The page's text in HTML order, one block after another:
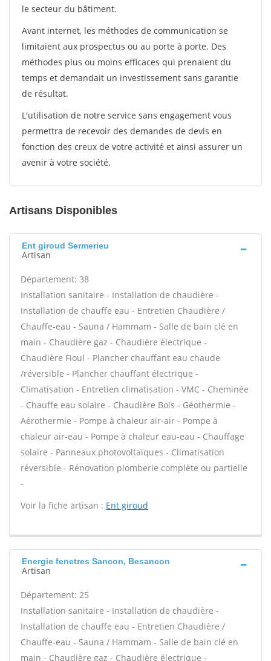
le secteur du bâtiment.
Avant internet, les méthodes de communication se
limitaient aux prospectus ou au porte à porte. Des
méthodes plus ou moins efficaces qui prenaient du
temps et demandait un investissement sans garantie
de résultat.
L'utilisation de notre service sans engagement vous
permettra de recevoir des demandes de devis en
fonction des creux de votre activité et ainsi assurer un
avenir à votre société.
Artisans Disponibles
Ent giroud Sermerieu
Artisan
Département: 38
Installation sanitaire - Installation de chaudière -
Installation de chauffe eau - Entretien Chaudière /
Chauffe-eau - Sauna / Hammam - Salle de bain clé en
main - Chaudière gaz - Chaudière électrique -
Chaudière Fioul - Plancher chauffant eau chaude
/réversible - Plancher chauffant électrique -
Climatisation - Entretien climatisation - VMC - Cheminée
- Chauffe eau solaire - Chaudière Bois - Géothermie -
Aérothermie - Pompe à chaleur air-air - Pompe à
chaleur air-eau - Pompe à chaleur eau-eau - Chauffage
solaire - Panneaux photovoltaïques - Climatisation
réversible - Rénovation plomberie complète ou partielle
-
Voir la fiche artisan : Ent giroud
Energie fenetres Sancon, Besancon
Artisan
Département: 25
Installation sanitaire - Installation de chaudière -
Installation de chauffe eau - Entretien Chaudière /
Chauffe-eau - Sauna / Hammam - Salle de bain clé en
main - Chaudière gaz - Chaudière électrique -